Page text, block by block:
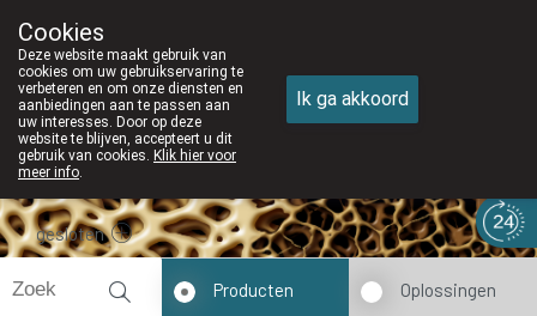
050/82 28 83
gesloten
Producten Oplossingen
Cookies
Deze website maakt gebruik van
cookies om uw gebruikservaring te
verbeteren en om onze diensten en
aanbiedingen aan te passen aan
uw interesses. Door op deze
website te blijven, accepteert u dit
gebruik van cookies. Klik hier voor
meer info.
Ik ga akkoord